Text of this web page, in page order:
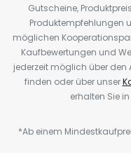
Gutscheine,
Produktempfehlungen
möglichen
Kaufbewertungen und
jederzeit möglich über den
finden oder über unser
erhalten Sie
*Ab einem